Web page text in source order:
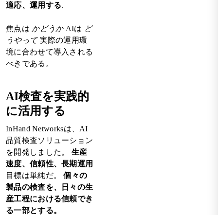
適応、運用する.
焦点は かどうかAIは ど
うやって実際の運用環
境に合わせて導入される
べきである。
AI検査を実践的
に活用する
InHand Networksは、AI
品質検査ソリューション
を開発しました。 生産
速度、信頼性、長期運用
目標は単純だ。個々の
製品の検査を、日々の生
産工程における信頼でき
る一部とする。